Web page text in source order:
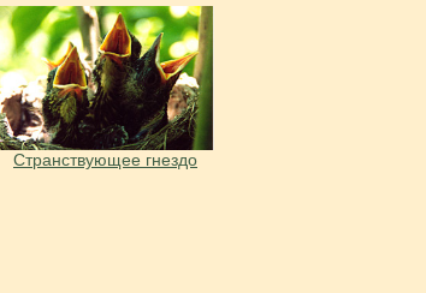
Странствующее гнездо